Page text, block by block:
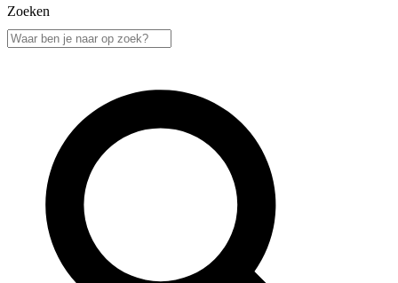
Zoeken